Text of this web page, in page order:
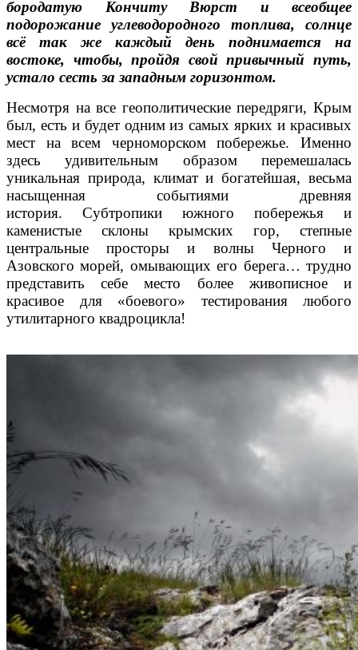
бородатую Кончиту Вюрст и всеобщее
подорожание углеводородного топлива, солнце
всё так же каждый день поднимается на
востоке, чтобы, пройдя свой привычный путь,
устало сесть за западным горизонтом.
Несмотря на все геополитические передряги, Крым
был, есть и будет одним из самых ярких и красивых
мест на всем черноморском побережье. Именно
здесь удивительным образом перемешалась
уникальная природа, климат и богатейшая, весьма
насыщенная событиями древняя
история. Субтропики южного побережья и
каменистые склоны крымских гор, степные
центральные просторы и волны Черного и
Азовского морей, омывающих его берега… трудно
представить себе место более живописное и
красивое для «боевого» тестирования любого
утилитарного квадроцикла!